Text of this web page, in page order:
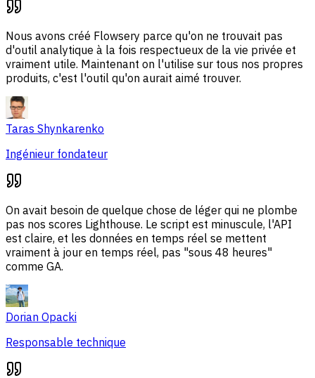
Nous avons créé Flowsery parce qu'on ne trouvait pas
d'outil analytique à la fois respectueux de la vie privée et
vraiment utile. Maintenant on l'utilise sur tous nos propres
produits, c'est l'outil qu'on aurait aimé trouver.
Taras Shynkarenko
Ingénieur fondateur
On avait besoin de quelque chose de léger qui ne plombe
pas nos scores Lighthouse. Le script est minuscule, l'API
est claire, et les données en temps réel se mettent
vraiment à jour en temps réel, pas "sous 48 heures"
comme GA.
Dorian Opacki
Responsable technique